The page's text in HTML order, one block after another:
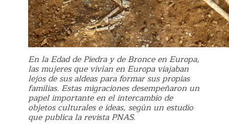
En la Edad de Piedra y de Bronce en Europa,
las mujeres que vivían en Europa viajaban
lejos de sus aldeas para formar sus propias
familias. Estas migraciones desempeñaron un
papel importante en el intercambio de
objetos culturales e ideas, según un estudio
que publica la revista PNAS.